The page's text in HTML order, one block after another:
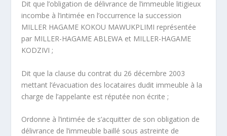
Dit que l’obligation de délivrance de l’immeuble litigieux
incombe à l’intimée en l’occurrence la succession
MILLER HAGAME KOKOU MAWUKPLIMI représentée
par MILLER-HAGAME ABLEWA et MILLER-HAGAME
KODZIVI ;
Dit que la clause du contrat du 26 décembre 2003
mettant l’évacuation des locataires dudit immeuble à la
charge de l’appelante est réputée non écrite ;
Ordonne à l’intimée de s’acquitter de son obligation de
délivrance de l’immeuble baillé sous astreinte de